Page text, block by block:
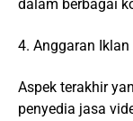
dalam berbagai
4. Anggaran Iklan
Aspek terakhir
penyedia jasa